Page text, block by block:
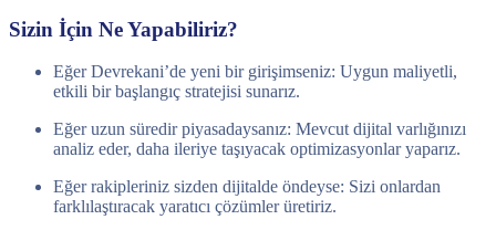
Sizin İçin Ne Yapabiliriz?
Eğer Devrekani’de yeni bir girişimseniz: Uygun maliyetli,
etkili bir başlangıç stratejisi sunarız.
Eğer uzun süredir piyasadaysanız: Mevcut dijital varlığınızı
analiz eder, daha ileriye taşıyacak optimizasyonlar yaparız.
Eğer rakipleriniz sizden dijitalde öndeyse: Sizi onlardan
farklılaştıracak yaratıcı çözümler üretiriz.